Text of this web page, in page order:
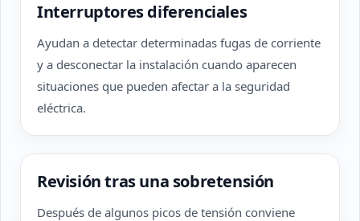
Interruptores diferenciales
Ayudan a detectar determinadas fugas de corriente
y a desconectar la instalación cuando aparecen
situaciones que pueden afectar a la seguridad
eléctrica.
Revisión tras una sobretensión
Después de algunos picos de tensión conviene